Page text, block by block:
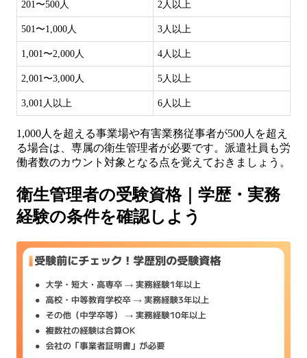
201〜500人 2人以上
501〜1,000人 3人以上
1,001〜2,000人 4人以上
2,001〜3,000人 5人以上
3,001人以上 6人以上
1,000人を超える事業場や有害業務従事者が500人を超え
る場合は、専属の衛生管理者が必要です。派遣社員も労
働者数のカウント対象となる点を覚えておきましょう。
衛生管理者の受験資格｜学歴・実務
経験の条件を確認しよう